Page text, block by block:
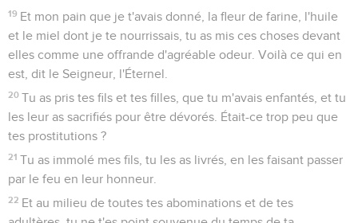
19 Et mon pain que je t'avais donné, la fleur de farine, l'huile
et le miel dont je te nourrissais, tu as mis ces choses devant
elles comme une offrande d'agréable odeur. Voilà ce qui en
est, dit le Seigneur, l'Éternel.
20 Tu as pris tes fils et tes filles, que tu m'avais enfantés, et tu
les leur as sacrifiés pour être dévorés. Était-ce trop peu que
tes prostitutions ?
21 Tu as immolé mes fils, tu les as livrés, en les faisant passer
par le feu en leur honneur.
22 Et au milieu de toutes tes abominations et de tes